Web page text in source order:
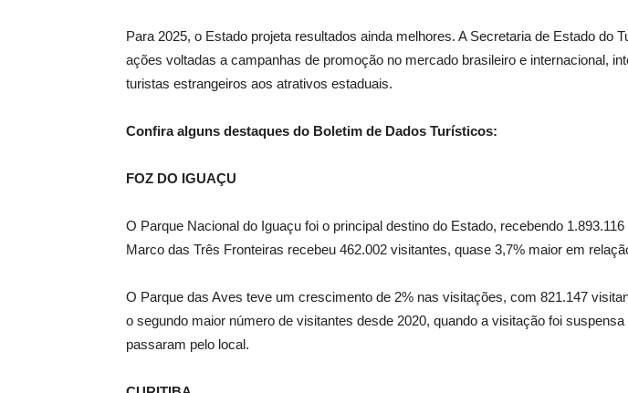
Para 2025, o Estado projeta resultados ainda melhores. A Secretaria de Estado do
ações voltadas a campanhas de promoção no mercado brasileiro e internacional,
turistas estrangeiros aos atrativos estaduais.
Confira alguns destaques do Boletim de Dados Turísticos:
FOZ DO IGUAÇU
O Parque Nacional do Iguaçu foi o principal destino do Estado, recebendo
Marco das Três Fronteiras recebeu 462.002 visitantes, quase 3,7% maior em
O Parque das Aves teve um crescimento de 2% nas visitações, com 821.147
o segundo maior número de visitantes desde 2020, quando a visitação foi
passaram pelo local.